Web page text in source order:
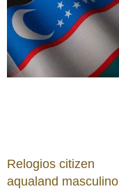
Relogios citizen
aqualand masculino